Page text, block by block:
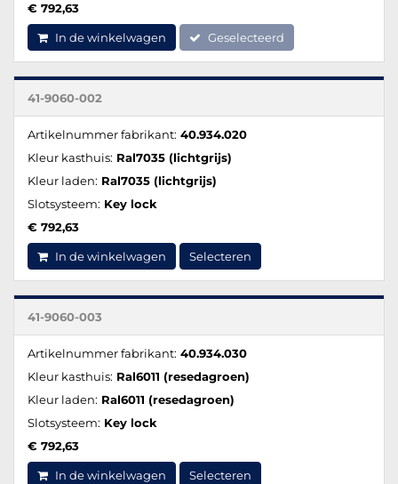
€ 792,63
In de winkelwagen Geselecteerd
41-9060-002
Artikelnummer fabrikant: 40.934.020
Kleur kasthuis: Ral7035 (lichtgrijs)
Kleur laden: Ral7035 (lichtgrijs)
Slotsysteem: Key lock
€ 792,63
In de winkelwagen Selecteren
41-9060-003
Artikelnummer fabrikant: 40.934.030
Kleur kasthuis: Ral6011 (resedagroen)
Kleur laden: Ral6011 (resedagroen)
Slotsysteem: Key lock
€ 792,63
In de winkelwagen Selecteren